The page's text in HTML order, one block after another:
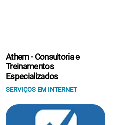
Athem - Consultoria e
Treinamentos
Especializados
SERVIÇOS EM INTERNET